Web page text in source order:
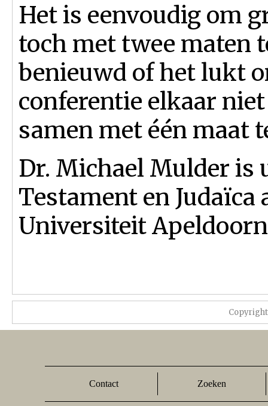
Het is eenvoudig om
toch met twee maten
benieuwd of het lukt
conferentie elkaar
samen met één maat
Dr. Michael Mulder is
Testament en Judaïca
Universiteit
Contact Zoeken